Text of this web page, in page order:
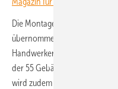
Die Montage der Anlage hat
übernommen. Innerhalb der
Handwerker des
der 55 Gebäude, die dafür
wird zudem ein Speicher